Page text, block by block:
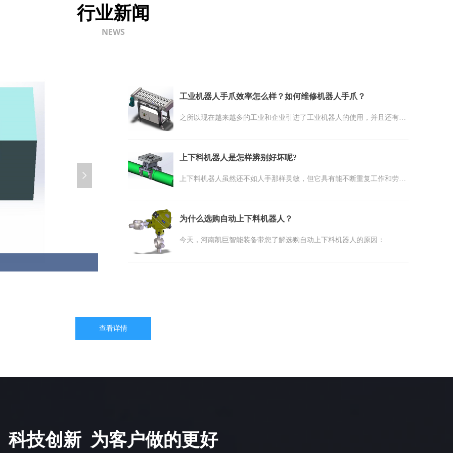
行业新闻
NEWS
查看详情
넲
工业机器人手爪效率怎么样？如何维修机器人手爪？
之所以现在越来越多的工业和企业引进了工业机器人的使用，并且还有很
业，工厂车间当中，所有的操作都是由机器人完成的，这样可以大大的提
上下料机器人是怎样辨别好坏呢?
上下料机器人虽然还不如人手那样灵敏，但它具有能不断重复工作和劳
械手已受到许多部分的注重，并越来越广泛地得到了使用。那么，当我们
为什么选购自动上下料机器人？
今天，河南凯巨智能装备带您了解选购自动上下料机器人的原因：
科技创新 为客户做的更好